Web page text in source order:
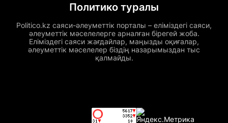
Политико туралы
Politico.kz саяси-әлеуметтік порталы – еліміздегі саяси,
әлеуметтік мәселелерге арналған бірегей жоба.
Еліміздегі саяси жағдайлар, маңызды оқиғалар,
әлеуметтік мәселелер біздің назарымыздан тыс
қалмайды.